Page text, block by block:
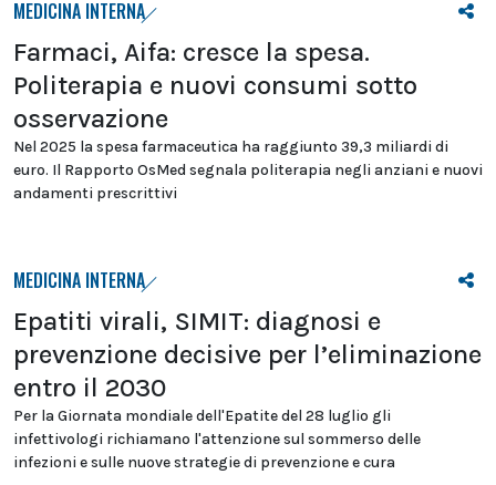
MEDICINA INTERNA
Farmaci, Aifa: cresce la spesa.
Politerapia e nuovi consumi sotto
osservazione
Nel 2025 la spesa farmaceutica ha raggiunto 39,3 miliardi di
euro. Il Rapporto OsMed segnala politerapia negli anziani e nuovi
andamenti prescrittivi
MEDICINA INTERNA
Epatiti virali, SIMIT: diagnosi e
prevenzione decisive per l’eliminazione
entro il 2030
Per la Giornata mondiale dell'Epatite del 28 luglio gli
infettivologi richiamano l'attenzione sul sommerso delle
infezioni e sulle nuove strategie di prevenzione e cura